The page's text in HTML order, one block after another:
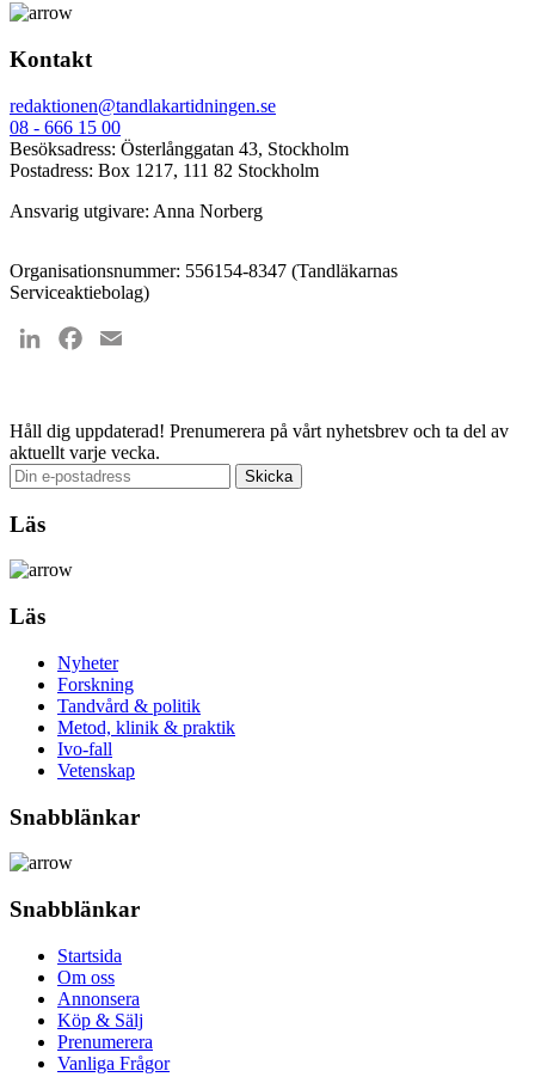
Kontakt
redaktionen@tandlakartidningen.se
08 - 666 15 00
Besöksadress: Österlånggatan 43, Stockholm
Postadress: Box 1217, 111 82 Stockholm
Ansvarig utgivare: Anna Norberg
Organisationsnummer: 556154-8347 (Tandläkarnas
Serviceaktiebolag)
LinkedInFacebook
Håll dig uppdaterad! Prenumerera på vårt nyhetsbrev och ta del av
aktuellt varje vecka.
Läs
Läs
Nyheter
Forskning
Tandvård & politik
Metod, klinik & praktik
Ivo-fall
Vetenskap
Snabblänkar
Snabblänkar
Startsida
Om oss
Annonsera
Köp & Sälj
Prenumerera
Vanliga Frågor